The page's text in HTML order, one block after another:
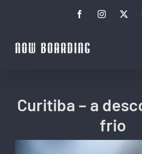
conteúdo
FacebookInstagram
Curitiba – a
frio